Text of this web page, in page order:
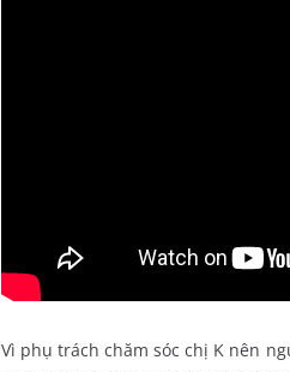
Vì phụ trách chăm sóc chị K nên